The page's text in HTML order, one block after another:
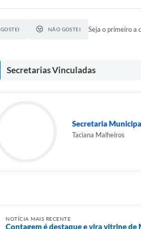
GOSTEI NÃO GOSTEI Seja o primeiro a
Secretarias Vinculadas
Secretaria
Taciana Malheiros
NOTÍCIA MAIS RECENTE
Contagem é destaque e vira vitrine de